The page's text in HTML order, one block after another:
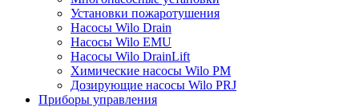
Установки пожаротушения
Насосы Wilo Drain
Насосы Wilo EMU
Насосы Wilo DrainLift
Химические насосы Wilo PM
Дозирующие насосы Wilo PRJ
Приборы управления